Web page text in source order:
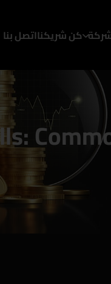
كن شريكنااتصل بنا